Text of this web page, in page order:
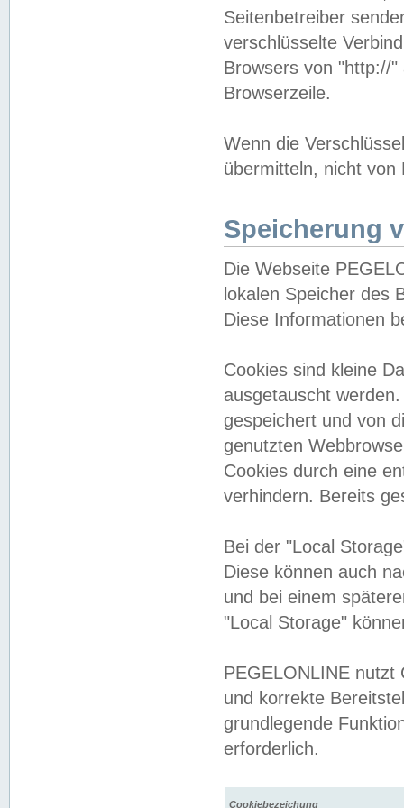
Seitenbetreiber
verschlüsselte
Browsers von "http://
Browserzeile.
Wenn die
übermitteln, nicht von
Speicherung
Die Webseite
lokalen Speicher des
Diese Informationen
Cookies sind kleine
ausgetauscht
gespeichert und von
genutzten
Cookies durch eine
verhindern. Bereits
Bei der "Local
Diese können auch
und bei einem
"Local Storage"
PEGELONLINE nutzt
und korrekte
grundlegende
erforderlich.
Cookiebezeichung